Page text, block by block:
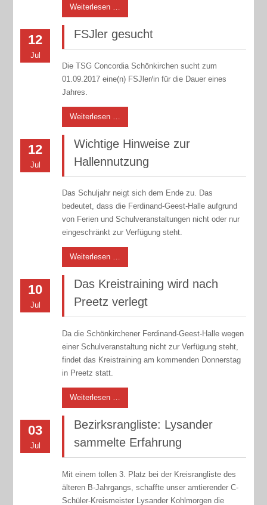
Weiterlesen …
12
Jul
FSJler gesucht
Die TSG Concordia Schönkirchen sucht zum
01.09.2017 eine(n) FSJler/in für die Dauer eines
Jahres.
Weiterlesen …
12
Jul
Wichtige Hinweise zur
Hallennutzung
Das Schuljahr neigt sich dem Ende zu. Das
bedeutet, dass die Ferdinand-Geest-Halle aufgrund
von Ferien und Schulveranstaltungen nicht oder nur
eingeschränkt zur Verfügung steht.
Weiterlesen …
10
Jul
Das Kreistraining wird nach
Preetz verlegt
Da die Schönkirchener Ferdinand-Geest-Halle wegen
einer Schulveranstaltung nicht zur Verfügung steht,
findet das Kreistraining am kommenden Donnerstag
in Preetz statt.
Weiterlesen …
03
Jul
Bezirksrangliste: Lysander
sammelte Erfahrung
Mit einem tollen 3. Platz bei der Kreisrangliste des
älteren B-Jahrgangs, schaffte unser amtierender C-
Schüler-Kreismeister Lysander Kohlmorgen die